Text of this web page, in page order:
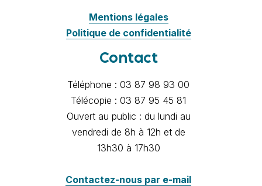
Mentions légales
Politique de confidentialité
Contact
Téléphone : 03 87 98 93 00
Télécopie : 03 87 95 45 81
Ouvert au public : du lundi au
vendredi de 8h à 12h et de
13h30 à 17h30
Contactez-nous par e-mail